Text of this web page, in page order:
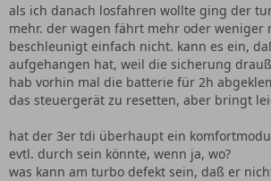
als ich danach losfahren wollte ging der
mehr. der wagen fährt mehr oder weniger
beschleunigt einfach nicht. kann es ein,
aufgehangen hat, weil die sicherung
hab vorhin mal die batterie für 2h
das steuergerät zu resetten, aber bringt
hat der 3er tdi überhaupt ein
evtl. durch sein könnte, wenn ja, wo?
was kann am turbo defekt sein, daß er